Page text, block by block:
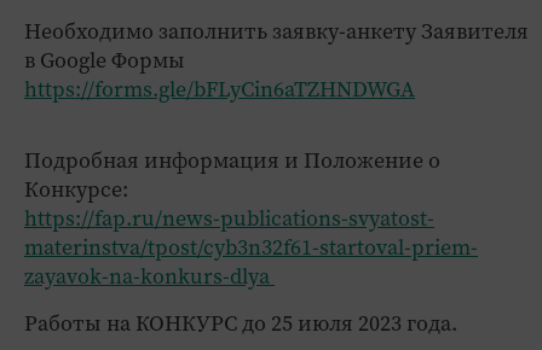
Необходимо заполнить заявку-анкету Заявителя
в Google Формы
https://forms.gle/bFLyCin6aTZHNDWGA
Подробная информация и Положение о
Конкурсе:
https://fap.ru/news-publications-svyatost-
materinstva/tpost/cyb3n32f61-startoval-priem-
zayavok-na-konkurs-dlya
Работы на КОНКУРС до 25 июля 2023 года.